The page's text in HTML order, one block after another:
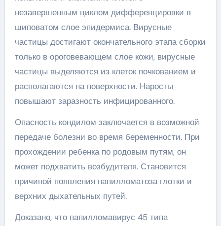
незавершенным циклом дифференцировки в
шиповатом слое эпидермиса. Вирусные
частицы достигают окончательного этапа сборки
только в ороговевающем слое кожи, вирусные
частицы выделяются из клеток почкованием и
располагаются на поверхности. Наросты
повышают заразность инфицированного.
Опасность кондилом заключается в возможной
передаче болезни во время беременности. При
прохождении ребенка по родовым путям, он
может подхватить возбудителя. Становится
причиной появления папилломатоза глотки и
верхних дыхательных путей.
Доказано, что папилломавирус 45 типа